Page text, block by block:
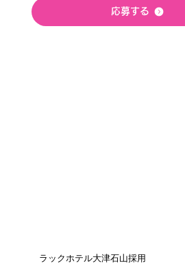
応募する
ラックホテル大津石山採用